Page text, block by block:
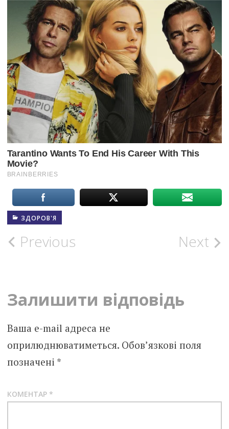
ЗДОРОВ'Я
Post
Previous Next
Залишити відповідь
Ваша e-mail адреса не
оприлюднюватиметься. Обов’язкові поля
позначені *
КОМЕНТАР *